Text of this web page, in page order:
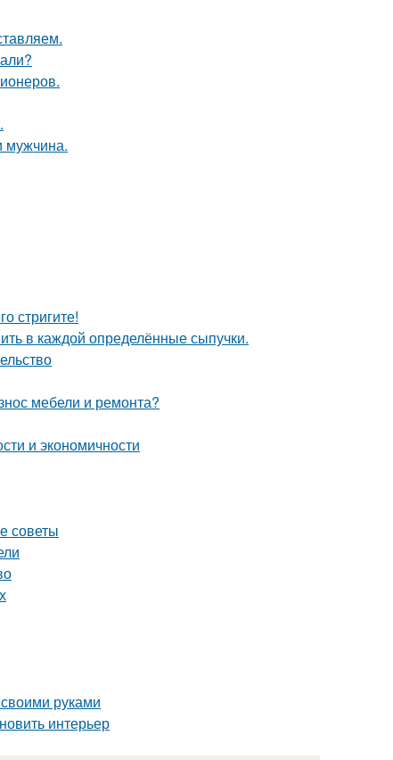
мужчина.
стригите!
в каждой определённые сыпучки.
мебели и ремонта?
и экономичности
советы
руками
интерьер